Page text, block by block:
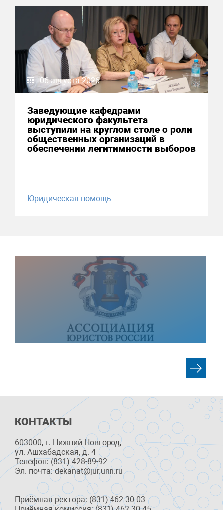
06 августа 2026
Заведующие кафедрами
юридического факультета
выступили на круглом столе о роли
общественных организаций в
обеспечении легитимности выборов
Юридическая помощь
КОНТАКТЫ
603000, г. Нижний Новгород,
ул. Ашхабадская, д. 4
Телефон: (831) 428-89-92
Эл. почта: dekanat@jur.unn.ru
Приёмная ректора: (831) 462 30 03